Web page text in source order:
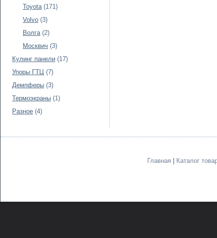
Toyota (171)
Volvo (3)
Волга (2)
Москвич (3)
Кулинг панели (17)
Упоры ГТЦ (7)
Демпферы (3)
Термоэкраны (1)
Разное (4)
Главная Каталог